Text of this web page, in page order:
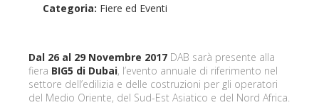
Categoria: Fiere ed Eventi
Dal 26 al 29 Novembre 2017 DAB sarà presente alla
fiera BIG5 di Dubai, l’evento annuale di riferimento nel
settore dell’edilizia e delle costruzioni per gli operatori
del Medio Oriente, del Sud-Est Asiatico e del Nord Africa.